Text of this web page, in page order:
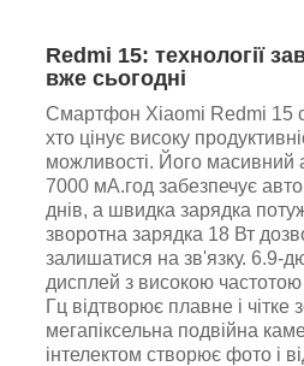
Redmi 15: технології
вже сьогодні
Смартфон Xiaomi Redmi 15
хто цінує високу
можливості. Його масивний
7000 мА.год забезпечує
днів, а швидка зарядка
зворотна зарядка 18 Вт
залишатися на зв'язку. 6.9-
дисплей з високою
Гц відтворює плавне і
мегапіксельна подвійна
інтелектом створює фото і